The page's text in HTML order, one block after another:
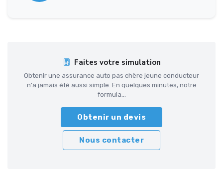
Faites votre simulation
Obtenir une assurance auto pas chère jeune conducteur
n'a jamais été aussi simple. En quelques minutes, notre
formula...
Obtenir un devis
Nous contacter